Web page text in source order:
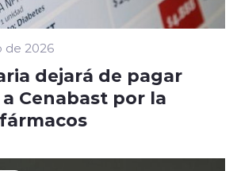
de 2026
dejará de pagar
Cenabast por la